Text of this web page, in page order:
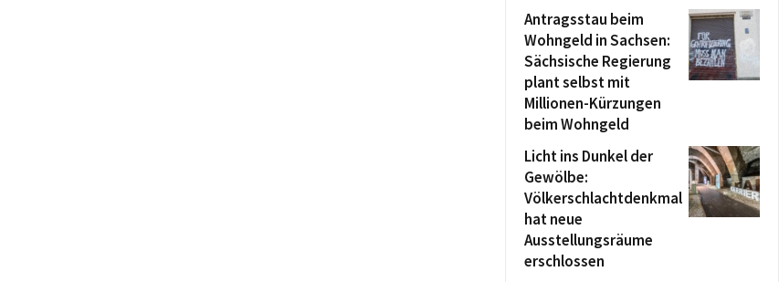
Antragsstau beim
Wohngeld in Sachsen:
Sächsische Regierung
plant selbst mit
Millionen-Kürzungen
beim Wohngeld
Licht ins Dunkel der
Gewölbe:
Völkerschlachtdenkmal
hat neue
Ausstellungsräume
erschlossen